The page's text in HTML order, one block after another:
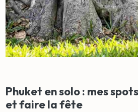
Phuket en solo : mes
et faire la fête